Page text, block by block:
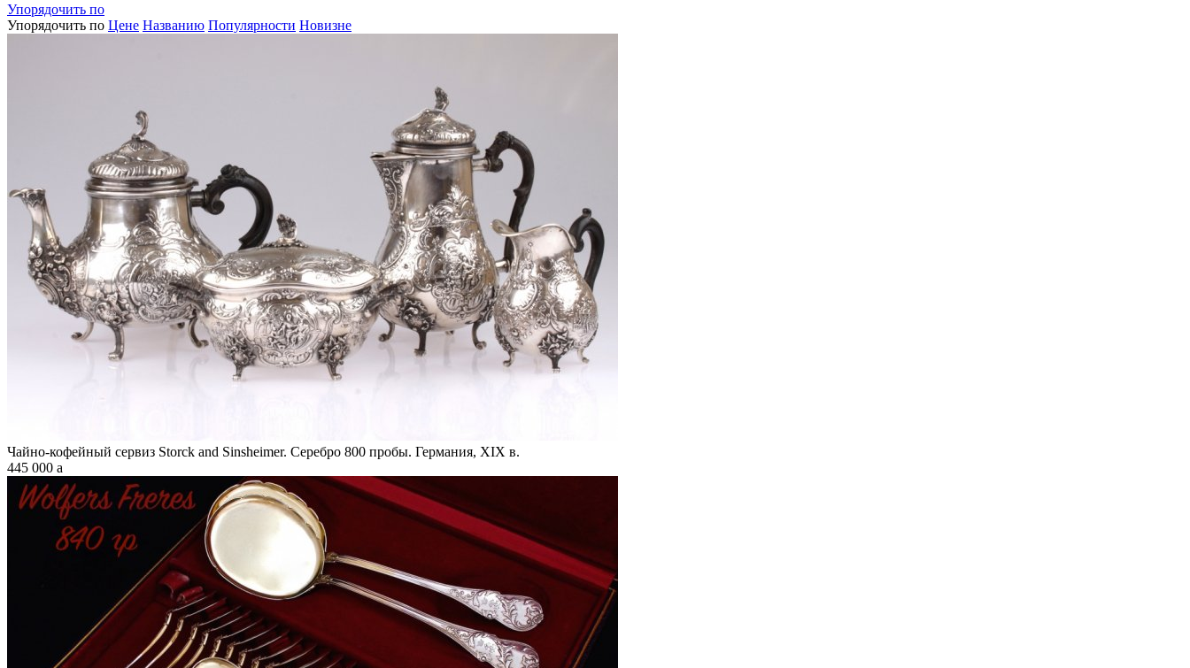
Упорядочить по
Упорядочить по Цене Названию Популярности Новизне
Чайно-кофейный сервиз Storck and Sinsheimer. Серебро 800 пробы. Германия, XIX в.
445 000 a